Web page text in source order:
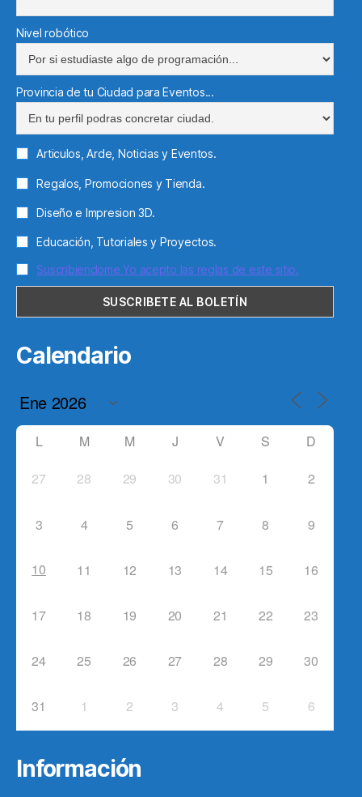
Nivel robótico
Provincia de tu Ciudad para Eventos...
Articulos, Arde, Noticias y Eventos.
Regalos, Promociones y Tienda.
Diseño e Impresion 3D.
Educación, Tutoriales y Proyectos.
Suscribiendome Yo acepto las reglas de este sitio.
Calendario
L M M J V S D
27 28 29 30 31 1 2
3 4 5 6 7 8 9
10 11 12 13 14 15 16
17 18 19 20 21 22 23
24 25 26 27 28 29 30
31 1 2 3 4 5 6
Información